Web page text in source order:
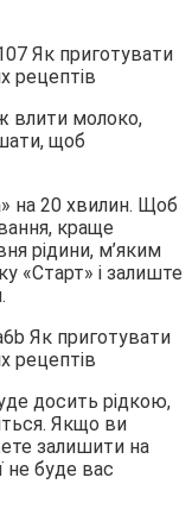
влити молоко,
щоб
на 20 хвилин. Щоб
краще
рідини, м’яким
«Старт» і залиште
досить рідкою,
Якщо ви
залишити на
не буде вас